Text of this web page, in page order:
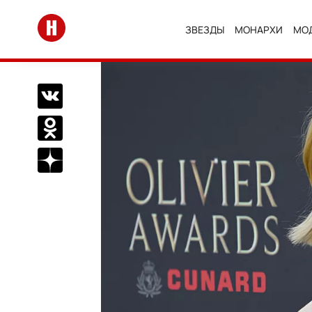
Перейти на главную
ЗВЕЗДЫ МОНАРХИ
Поделиться Вконтакте
Поделиться в Одноклассниках
Подписаться на нас в Дзен